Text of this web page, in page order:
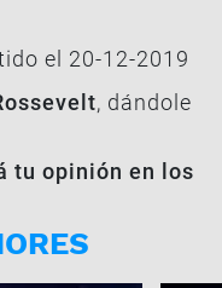
el 20-12-2019
, dándole
tu opinión en los